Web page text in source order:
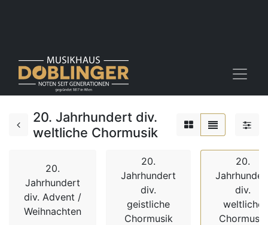
20. Jahrhundert div.
weltliche Chormusik
20.
Jahrhundert
div. Advent /
Weihnachten
20.
Jahrhundert
div.
geistliche
Chormusik
20.
div.
weltliche
Chormusik